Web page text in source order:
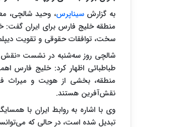
به گزارشسیناپرس، وحید شالچی،
منطقه خلیج فارس برای ایران گفت:
سخت، توافقات حقوقی و تقویت
شالچی روز سه‌شنبه در نشست «نقش
طباطبائی اظهار کرد: خلیج فارس
منطقه، بخشی از هویت و میراث
نقش‌آفرین هستند.
وی با اشاره به روابط ایران با
تبدیل شده است، در حالی که